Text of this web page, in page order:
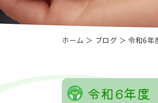
ホーム ＞ ブログ ＞ 令和6
令和6年